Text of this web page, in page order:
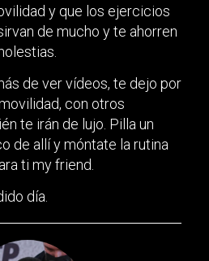
y que los ejercicios
de mucho y te ahorren
de ver vídeos, te dejo por
con otros
te irán de lujo. Pilla un
de allí y móntate la rutina
ti my friend.
día.